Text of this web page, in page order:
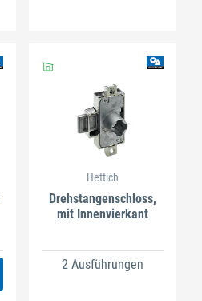
Hettich
Drehstangenschloss,
mit Innenvierkant
2 Ausführungen